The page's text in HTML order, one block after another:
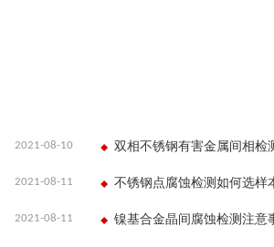
2021-08-10 双相不锈钢有害金属间相检
2021-08-11 不锈钢点腐蚀检测如何选样
2021-08-11 镍基合金晶间腐蚀检测注意